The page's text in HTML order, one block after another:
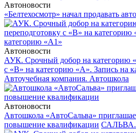
Автоновости
«Белтехосмотр» начал продавать
Автоновости
АУК. Срочный добор на категорию
с «В» на категорию «А». Запись на
Автоучебная компания. Автошкола
Автоновости
Автошкола «АвтоСальва»
повышение квалификации САЛЬВА.